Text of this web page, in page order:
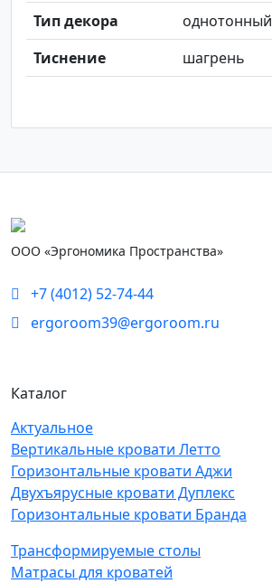
Тип декора
однотонный
Тиснение
шагрень
ООО «Эргономика Пространства»
+7 (4012) 52-74-44
ergoroom39@ergoroom.ru
Каталог
Актуальное
Вертикальные кровати Летто
Горизонтальные кровати Аджи
Двухъярусные кровати Дуплекс
Горизонтальные кровати Бранда
Трансформируемые столы
Матрасы для кроватей